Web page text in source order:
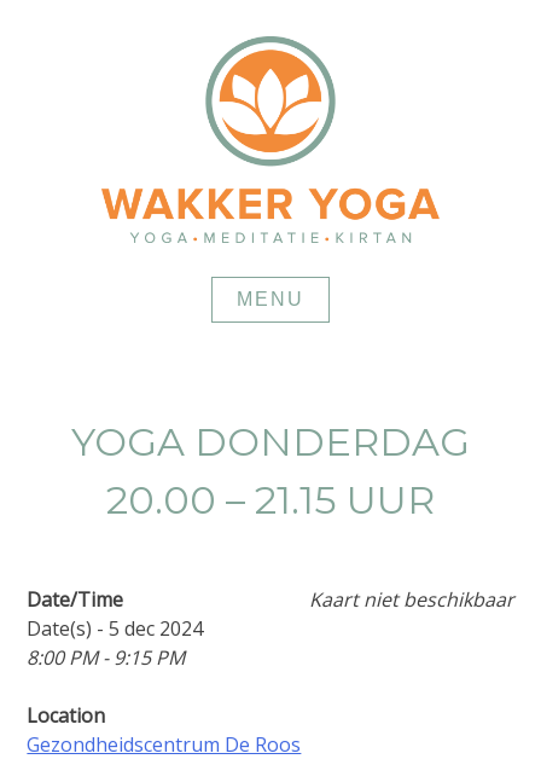
MENU
YOGA DONDERDAG
20.00 – 21.15 UUR
Kaart niet beschikbaar
Date/Time
Date(s) - 5 dec 2024
8:00 PM - 9:15 PM
Location
Gezondheidscentrum De Roos